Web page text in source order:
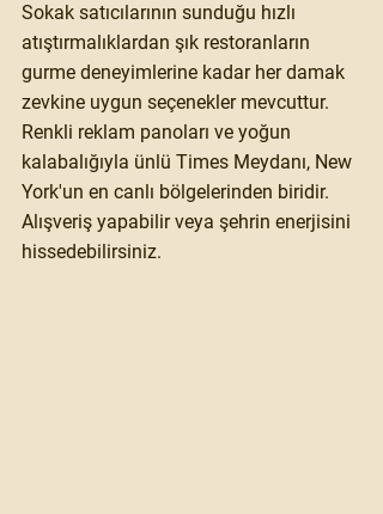
Sokak satıcılarının sunduğu hızlı
atıştırmalıklardan şık restoranların
gurme deneyimlerine kadar her damak
zevkine uygun seçenekler mevcuttur.
Renkli reklam panoları ve yoğun
kalabalığıyla ünlü Times Meydanı, New
York'un en canlı bölgelerinden biridir.
Alışveriş yapabilir veya şehrin enerjisini
hissedebilirsiniz.